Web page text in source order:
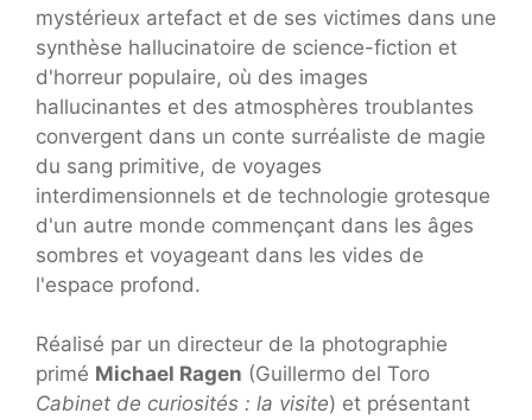
mystérieux artefact et de ses victimes dans une
synthèse hallucinatoire de science-fiction et
d'horreur populaire, où des images
hallucinantes et des atmosphères troublantes
convergent dans un conte surréaliste de magie
du sang primitive, de voyages
interdimensionnels et de technologie grotesque
d'un autre monde commençant dans les âges
sombres et voyageant dans les vides de
l'espace profond.
Réalisé par un directeur de la photographie
primé Michael Ragen (Guillermo del Toro
Cabinet de curiosités : la visite) et présentant